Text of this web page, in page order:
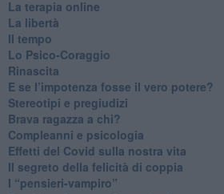
La terapia online
La libertà
​Il tempo
​Lo Psico-Coraggio
Rinascita
​E se l’impotenza fosse il vero potere?
Stereotipi e pregiudizi
​Brava ragazza a chi?
​Compleanni e psicologia
Effetti del Covid sulla nostra vita
Il segreto della felicità di coppia
​I “pensieri-vampiro”